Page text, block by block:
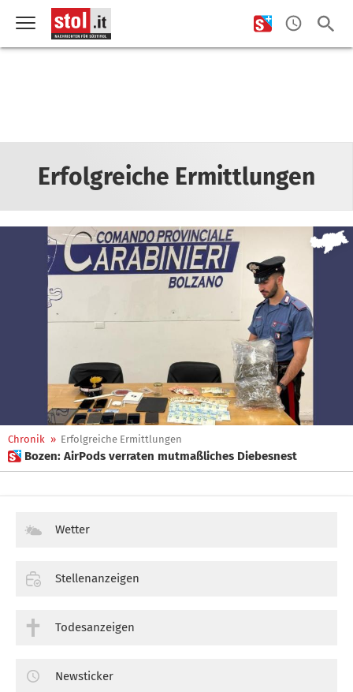
Erfolgreiche Ermittlungen
Chronik » Erfolgreiche Ermittlungen
 Bozen: AirPods verraten mutmaßliches Diebesnest
Wetter
Stellenanzeigen
Todesanzeigen
Newsticker